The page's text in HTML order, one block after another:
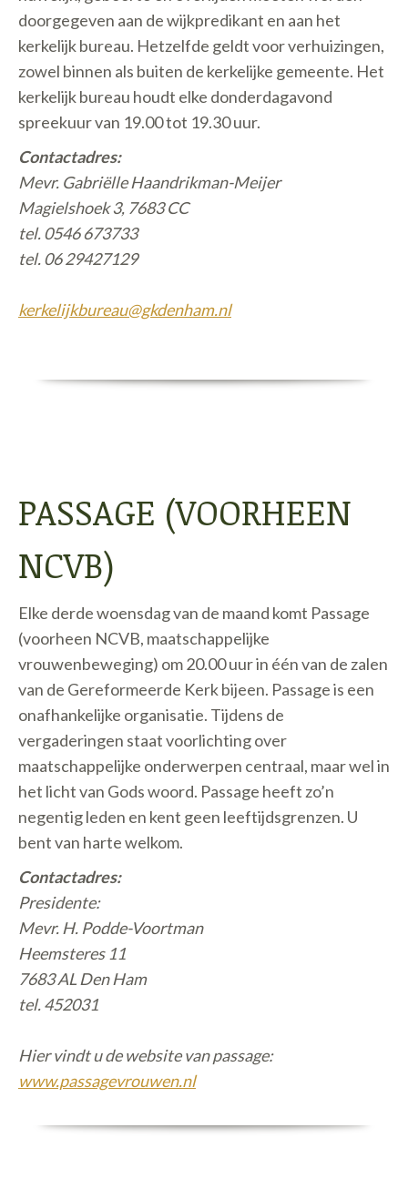
doorgegeven aan de wijkpredikant en aan het
kerkelijk bureau. Hetzelfde geldt voor verhuizingen,
zowel binnen als buiten de kerkelijke gemeente. Het
kerkelijk bureau houdt elke donderdagavond
spreekuur van 19.00 tot 19.30 uur.
Contactadres:
Mevr. Gabriëlle Haandrikman-Meijer
Magielshoek 3, 7683 CC
tel. 0546 673733
tel. 06 29427129
kerkelijkbureau@gkdenham.nl
PASSAGE (VOORHEEN
NCVB)
Elke derde woensdag van de maand komt Passage
(voorheen NCVB, maatschappelijke
vrouwenbeweging) om 20.00 uur in één van de zalen
van de Gereformeerde Kerk bijeen. Passage is een
onafhankelijke organisatie. Tijdens de
vergaderingen staat voorlichting over
maatschappelijke onderwerpen centraal, maar wel in
het licht van Gods woord. Passage heeft zo’n
negentig leden en kent geen leeftijdsgrenzen. U
bent van harte welkom.
Contactadres:
Presidente:
Mevr. H. Podde-Voortman
Heemsteres 11
7683 AL Den Ham
tel. 452031
Hier vindt u de website van passage:
www.passagevrouwen.nl